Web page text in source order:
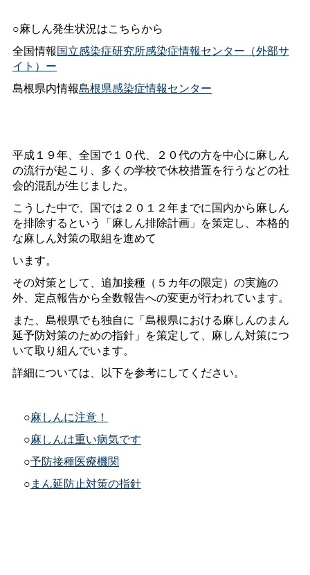
○麻しん発生状況はこちらから
全国情報国立感染症研究所感染症情報センター（外部サ
イト）ー
島根県内情報島根県感染症情報センター
平成１９年、全国で１０代、２０代の方を中心に麻しん
の流行が起こり、多くの学校で休校措置を行うなどの社
会的混乱が生じました。
こうした中で、国では２０１２年までに国内から麻しん
を排除するという「麻しん排除計画」を策定し、本格的
な麻しん対策の取組を進めて
います。
その対策として、追加接種（５カ年の限定）の実施の
外、定点報告から全数報告への変更が行われています。
また、島根県でも独自に「島根県における麻しんのまん
延予防対策のための指針」を策定して、麻しん対策につ
いて取り組んでいます。
詳細については、以下を参考にしてください。
○麻しんに注意！
○麻しんは重い病気です
○予防接種医療機関
○まん延防止対策の指針